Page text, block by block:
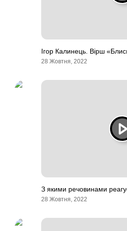
Ігор Калинець. Вірш
28 Жовтня, 2022
З якими речовинами
28 Жовтня, 2022